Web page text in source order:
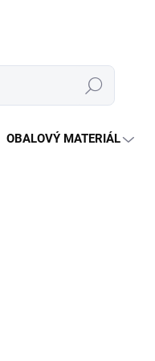
Hledat
OBALOVÝ MATERIÁL